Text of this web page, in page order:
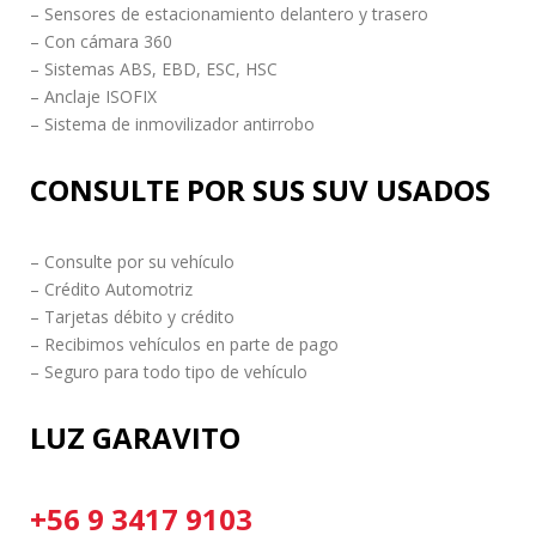
– Sensores de estacionamiento delantero y trasero
– Con cámara 360
– Sistemas ABS, EBD, ESC, HSC
– Anclaje ISOFIX
– Sistema de inmovilizador antirrobo
CONSULTE POR SUS SUV USADOS
– Consulte por su vehículo
– Crédito Automotriz
– Tarjetas débito y crédito
– Recibimos vehículos en parte de pago
– Seguro para todo tipo de vehículo
LUZ GARAVITO
+56 9 3417 9103